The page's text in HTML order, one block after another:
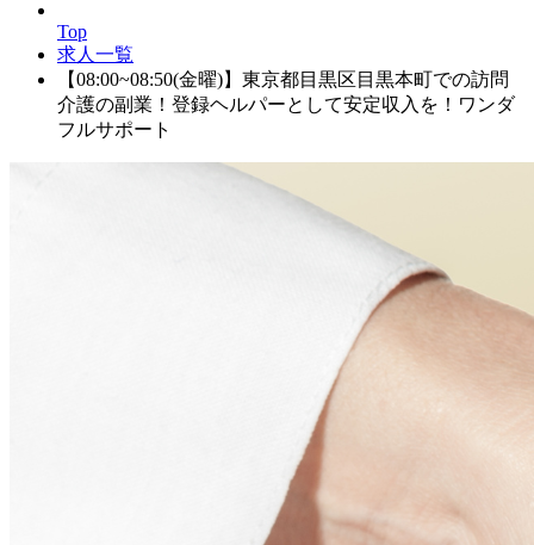
Top
求人一覧
【08:00~08:50(金曜)】東京都目黒区目黒本町での訪問
介護の副業！登録ヘルパーとして安定収入を！ワンダ
フルサポート